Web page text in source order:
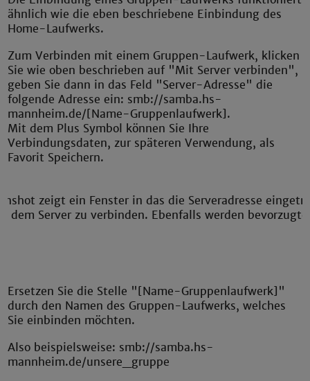
ähnlich wie die eben beschriebene Einbindung des
Home-Laufwerks.
Zum Verbinden mit einem Gruppen-Laufwerk, klicken
Sie wie oben beschrieben auf "Mit Server verbinden",
geben Sie dann in das Feld "Server-Adresse" die
folgende Adresse ein: smb://samba.hs-
mannheim.de/[Name-Gruppenlaufwerk].
Mit dem Plus Symbol können Sie Ihre
Verbindungsdaten, zur späteren Verwendung, als
Favorit Speichern.
Ersetzen Sie die Stelle "[Name-Gruppenlaufwerk]"
durch den Namen des Gruppen-Laufwerks, welches
Sie einbinden möchten.
Also beispielsweise: smb://samba.hs-
mannheim.de/unsere_gruppe